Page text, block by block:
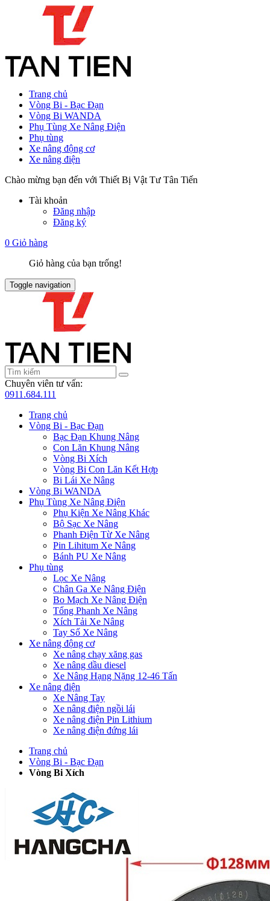
Trang chủ
Vòng Bi - Bạc Đạn
Vòng Bi WANDA
Phụ Tùng Xe Nâng Điện
Phụ tùng
Xe nâng động cơ
Xe nâng điện
Chào mừng bạn đến với Thiết Bị Vật Tư Tân Tiến
Tài khoản
Đăng nhập
Đăng ký
0 Giỏ hàng
Giỏ hàng của bạn trống!
Toggle navigation
Chuyên viên tư vấn:
0911.684.111
Trang chủ
Vòng Bi - Bạc Đạn
Bạc Đạn Khung Nâng
Con Lăn Khung Nâng
Vòng Bi Xích
Vòng Bi Con Lăn Kết Hợp
Bi Lái Xe Nâng
Vòng Bi WANDA
Phụ Tùng Xe Nâng Điện
Phụ Kiện Xe Nâng Khác
Bộ Sạc Xe Nâng
Phanh Điện Từ Xe Nâng
Pin Lihitum Xe Nâng
Bánh PU Xe Nâng
Phụ tùng
Lọc Xe Nâng
Chân Ga Xe Nâng Điện
Bo Mạch Xe Nâng Điện
Tổng Phanh Xe Nâng
Xích Tải Xe Nâng
Tay Số Xe Nâng
Xe nâng động cơ
Xe nâng chạy xăng gas
Xe nâng dầu diesel
Xe Nâng Hạng Nặng 12-46 Tấn
Xe nâng điện
Xe Nâng Tay
Xe nâng điện ngồi lái
Xe nâng điện Pin Lithium
Xe nâng điện đứng lái
Trang chủ
Vòng Bi - Bạc Đạn
Vòng Bi Xích